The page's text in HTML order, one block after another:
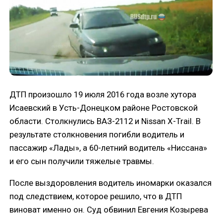
ДТП произошло 19 июля 2016 года возле хутора
Исаевский в Усть-Донецком районе Ростовской
области. Столкнулись ВАЗ-2112 и Nissan X-Trail. В
результате столкновения погибли водитель и
пассажир «Лады», а 60-летний водитель «Ниссана»
и его сын получили тяжелые травмы.
После выздоровления водитель иномарки оказался
под следствием, которое решило, что в ДТП
виноват именно он. Суд обвинил Евгения Козырева